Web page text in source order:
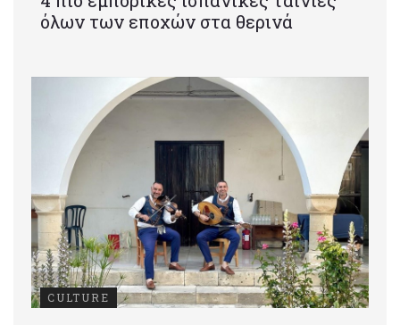
όλων των εποχών στα θερινά
CULTURE